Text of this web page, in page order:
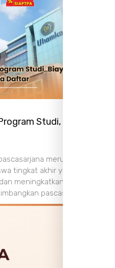
Studi, Biaya
merupakan
tingkat akhir yang ingin
meningkatkan kualitas
pascasarjana